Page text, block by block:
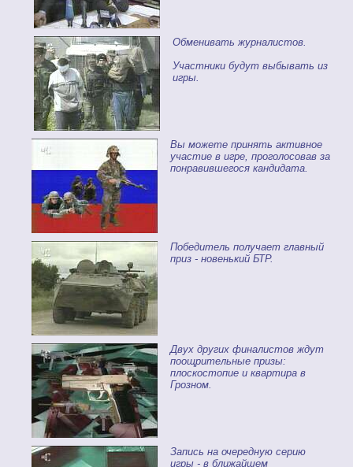
Обменивать журналистов.
Участники будут выбывать из
игры.
Вы можете принять активное
участие в игре, проголосовав за
понравившегося кандидата.
Победитель получает главный
приз - новенький БТР.
Двух других финалистов ждут
поощрительные призы:
плоскостопие и квартира в
Грозном.
Запись на очередную серию
игры - в ближайшем